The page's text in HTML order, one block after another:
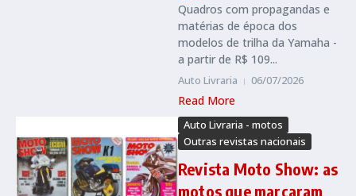
Quadros com propagandas e
matérias de época dos
modelos de trilha da Yamaha -
a partir de R$ 109...
Auto Livraria 06/07/2026
Read More
Auto Livraria - motos
Outras revistas nacionais
Revista Moto Show: as
motos que marcaram